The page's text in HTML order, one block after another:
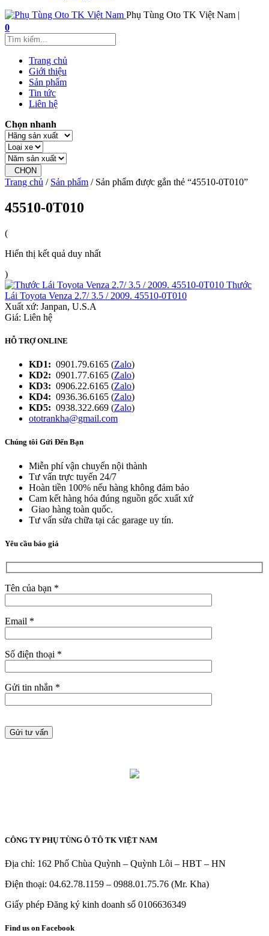
Phụ Tùng Oto TK Việt Nam |
0
Trang chủ
Giới thiệu
Sản phẩm
Tin tức
Liên hệ
Chọn nhanh
CHỌN
Trang chủ / Sản phẩm / Sản phẩm được gắn thẻ “45510-0T010”
45510-0T010
(
Hiển thị kết quả duy nhất
)
Thước
Lái Toyota Venza 2.7/ 3.5 / 2009. 45510-0T010
Xuất xứ: Janpan, U.S.A
Giá: Liên hệ
HỖ TRỢ ONLINE
KD1: 0901.79.6165 (Zalo)
KD2: 0901.77.6165 (Zalo)
KD3: 0906.22.6165 (Zalo)
KD4: 0936.36.6165 (Zalo)
KD5: 0938.322.669 (Zalo)
ototrankha@gmail.com
Chúng tôi Gửi Đến Bạn
Miễn phí vận chuyển nội thành
Tư vấn trực tuyến 24/7
Hoàn tiền 100% nếu hàng không đảm bảo
Cam kết hàng hóa đúng nguồn gốc xuất xứ
Giao hàng toàn quốc.
Tư vấn sửa chữa tại các garage uy tín.
Yêu cầu báo giá
Tên của bạn *
Email *
Số điện thoại *
Gửi tin nhắn *
CÔNG TY PHỤ TÙNG Ô TÔ TK VIỆT NAM
Địa chỉ: 162 Phố Chùa Quỳnh – Quỳnh Lôi – HBT – HN
Điện thoại: 04.62.78.1159 – 0988.01.75.76 (Mr. Kha)
Giấy phép Đăng ký kinh doanh số 0106636349
Find us on Facebook